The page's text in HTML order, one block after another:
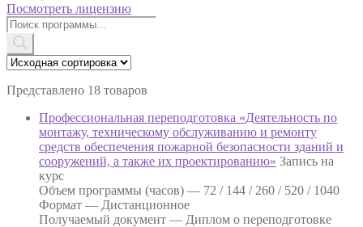
Посмотреть лицензию
Поиск
товаров
Представлено 18 товаров
Профессиональная переподготовка «Деятельность по
монтажу, техническому обслуживанию и ремонту
средств обеспечения пожарной безопасности зданий и
сооружений, а также их проектированию» Запись на
курс
Объем программы (часов) — 72 / 144 / 260 / 520 / 1040
Формат — Дистанционное
Получаемый документ — Диплом о переподготовке